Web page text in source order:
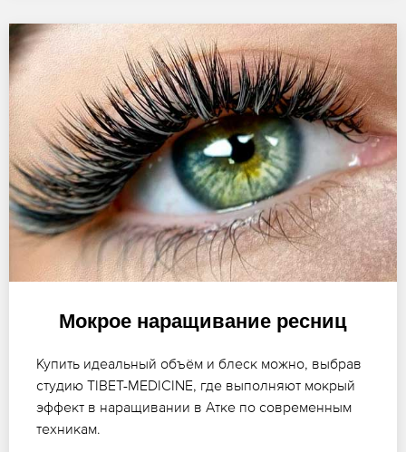
Мокрое наращивание ресниц
Купить идеальный объём и блеск можно, выбрав
студию TIBET-MEDICINE, где выполняют мокрый
эффект в наращивании в Атке по современным
техникам.